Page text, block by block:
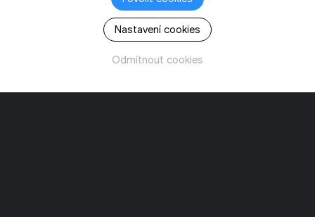
Nastavení cookies
Odmítnout cookies